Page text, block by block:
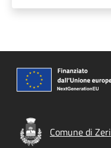
Comune di Zeri